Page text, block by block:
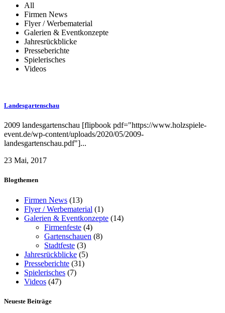
All
Firmen News
Flyer / Werbematerial
Galerien & Eventkonzepte
Jahresrückblicke
Presseberichte
Spielerisches
Videos
Landesgartenschau
2009 landesgartenschau [flipbook pdf="https://www.holzspiele-
event.de/wp-content/uploads/2020/05/2009-
landesgartenschau.pdf"]...
23 Mai, 2017
Blogthemen
Firmen News (13)
Flyer / Werbematerial (1)
Galerien & Eventkonzepte (14)
Firmenfeste (4)
Gartenschauen (8)
Stadtfeste (3)
Jahresrückblicke (5)
Presseberichte (31)
Spielerisches (7)
Videos (47)
Neueste Beiträge